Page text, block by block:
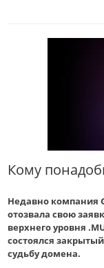
Кому
Недавно компания
отозвала свою
верхнего уровня
состоялся
судьбу домена.